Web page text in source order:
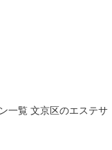
一覧 文京区のエステサ